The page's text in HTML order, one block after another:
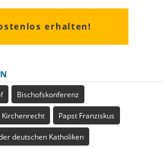
erhalten!
Bischofskonferenz
Kirchenrecht Papst Franziskus
deutschen Katholiken